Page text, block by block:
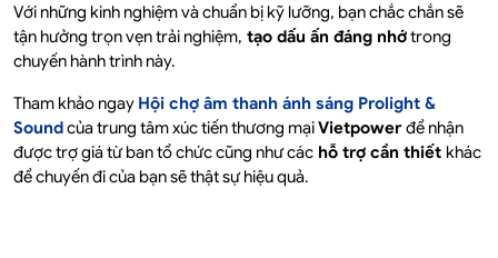
Với những kinh nghiệm và chuẩn bị kỹ lưỡng, bạn chắc chắn sẽ
tận hưởng trọn vẹn trải nghiệm, tạo dấu ấn đáng nhớtrong
chuyến hành trình này.
Tham khảo ngay Hội chợ âm thanh ánh sáng Prolight &
Soundcủa trung tâm xúc tiến thương mạiVietpower để nhận
được trợ giá từ ban tổ chức cũng như các hỗ trợ cần thiết khác
để chuyến đi của bạn sẽ thật sự hiệu quả.